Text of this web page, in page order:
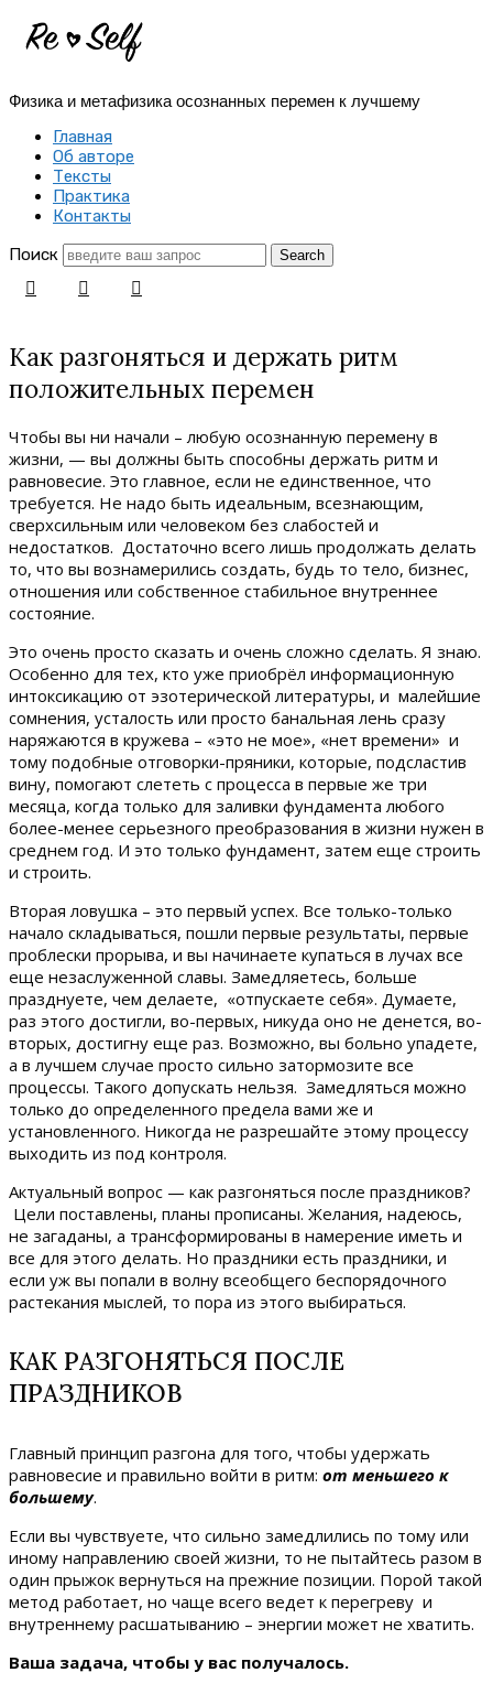
Re-
|
Создай
себя
заново
Физика и метафизика осознанных перемен к лучшему
Главная
Об авторе
Тексты
Практика
Контакты
Поиск
Как разгоняться и держать ритм
положительных перемен
Чтобы вы ни начали – любую осознанную перемену в
жизни, — вы должны быть способны держать ритм и
равновесие. Это главное, если не единственное, что
требуется. Не надо быть идеальным, всезнающим,
сверхсильным или человеком без слабостей и
недостатков. Достаточно всего лишь продолжать делать
то, что вы вознамерились создать, будь то тело, бизнес,
отношения или собственное стабильное внутреннее
состояние.
Это очень просто сказать и очень сложно сделать. Я знаю.
Особенно для тех, кто уже приобрёл информационную
интоксикацию от эзотерической литературы, и малейшие
сомнения, усталость или просто банальная лень сразу
наряжаются в кружева – «это не мое», «нет времени» и
тому подобные отговорки-пряники, которые, подсластив
вину, помогают слететь с процесса в первые же три
месяца, когда только для заливки фундамента любого
более-менее серьезного преобразования в жизни нужен в
среднем год. И это только фундамент, затем еще строить
и строить.
Вторая ловушка – это первый успех. Все только-только
начало складываться, пошли первые результаты, первые
проблески прорыва, и вы начинаете купаться в лучах все
еще незаслуженной славы. Замедляетесь, больше
празднуете, чем делаете, «отпускаете себя». Думаете,
раз этого достигли, во-первых, никуда оно не денется, во-
вторых, достигну еще раз. Возможно, вы больно упадете,
а в лучшем случае просто сильно затормозите все
процессы. Такого допускать нельзя. Замедляться можно
только до определенного предела вами же и
установленного. Никогда не разрешайте этому процессу
выходить из под контроля.
Актуальный вопрос — как разгоняться после праздников?
Цели поставлены, планы прописаны. Желания, надеюсь,
не загаданы, а трансформированы в намерение иметь и
все для этого делать. Но праздники есть праздники, и
если уж вы попали в волну всеобщего беспорядочного
растекания мыслей, то пора из этого выбираться.
КАК РАЗГОНЯТЬСЯ ПОСЛЕ
ПРАЗДНИКОВ
Главный принцип разгона для того, чтобы удержать
равновесие и правильно войти в ритм: от меньшего к
большему.
Если вы чувствуете, что сильно замедлились по тому или
иному направлению своей жизни, то не пытайтесь разом в
один прыжок вернуться на прежние позиции. Порой такой
метод работает, но чаще всего ведет к перегреву и
внутреннему расшатыванию – энергии может не хватить.
Ваша задача, чтобы у вас получалось.